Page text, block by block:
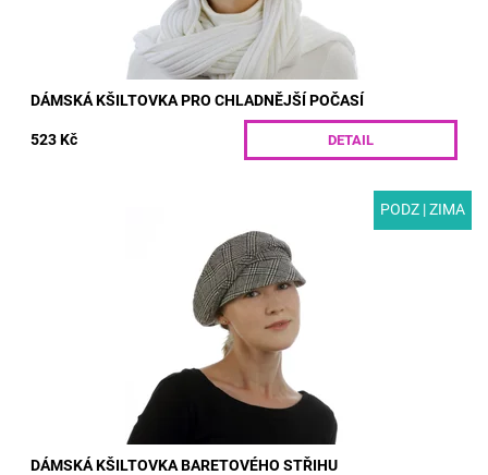
DÁMSKÁ KŠILTOVKA PRO CHLADNĚJŠÍ POČASÍ
523 Kč DETAIL
PODZ | ZIMA
MODEL: T26 | Elegantní dámská kšiltovka baretového střihu
s širším kšiltem. Ušita z vlněné látky se stylovým károvaným
DÁMSKÁ KŠILTOVKA BARETOVÉHO STŘIHU